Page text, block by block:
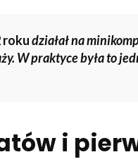
rokudziałał na
W praktyce była to
i